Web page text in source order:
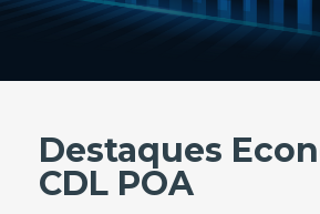
Destaques
CDL POA